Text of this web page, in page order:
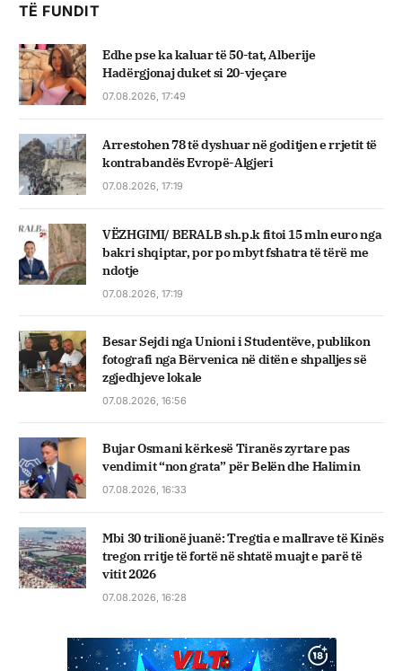
TË FUNDIT
Edhe pse ka kaluar të 50-tat, Alberije
Hadërgjonaj duket si 20-vjeçare
07.08.2026, 17:49
Arrestohen 78 të dyshuar në goditjen e rrjetit të
kontrabandës Evropë-Algjeri
07.08.2026, 17:19
VËZHGIMI/ BERALB sh.p.k fitoi 15 mln euro nga
bakri shqiptar, por po mbyt fshatra të tërë me
ndotje
07.08.2026, 17:19
Besar Sejdi nga Unioni i Studentëve, publikon
fotografi nga Bërvenica në ditën e shpalljes së
zgjedhjeve lokale
07.08.2026, 16:56
Bujar Osmani kërkesë Tiranës zyrtare pas
vendimit “non grata” për Belën dhe Halimin
07.08.2026, 16:33
Mbi 30 trilionë juanë: Tregtia e mallrave të Kinës
tregon rritje të fortë në shtatë muajt e parë të
vitit 2026
07.08.2026, 16:28